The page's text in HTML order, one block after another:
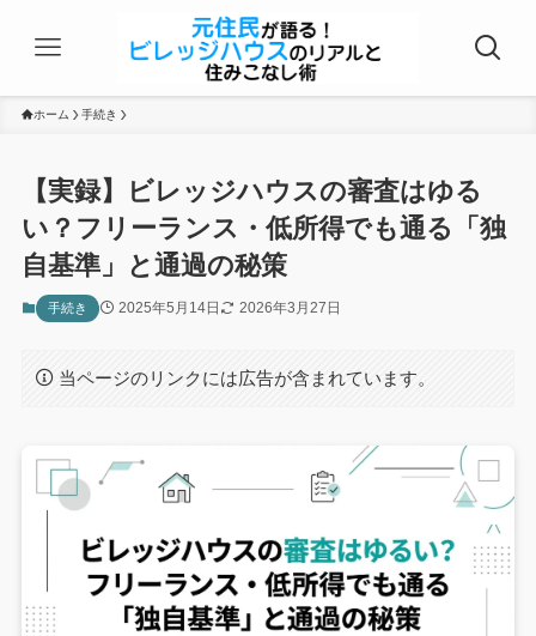
ホーム 手続き
【実録】ビレッジハウスの審査はゆる
い？フリーランス・低所得でも通る「独
自基準」と通過の秘策
手続き 2025年5月14日 2026年3月27日
当ページのリンクには広告が含まれています。